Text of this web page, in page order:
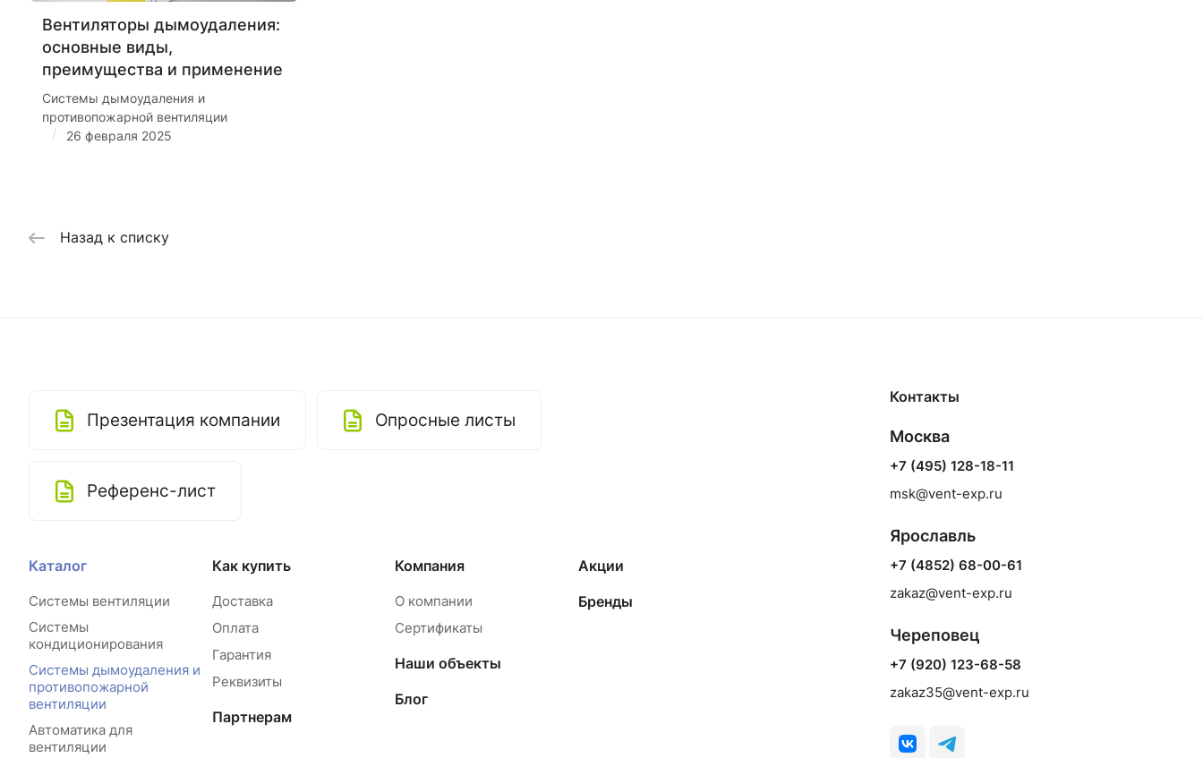
Вентиляторы дымоудаления:
основные виды,
преимущества и применение
Системы дымоудаления и
противопожарной вентиляции
/ 26 февраля 2025
Назад к списку
Презентация компании Опросные листы
Референс-лист
Каталог
Системы вентиляции
Системы
кондиционирования
Системы дымоудаления и
противопожарной
вентиляции
Автоматика для
вентиляции
Как купить
Доставка
Оплата
Гарантия
Реквизиты
Партнерам
Компания
О компании
Сертификаты
Наши объекты
Блог
Акции
Бренды
Контакты
Москва
+7 (495) 128-18-11
msk@vent-exp.ru
Ярославль
+7 (4852) 68-00-61
zakaz@vent-exp.ru
Череповец
+7 (920) 123-68-58
zakaz35@vent-exp.ru